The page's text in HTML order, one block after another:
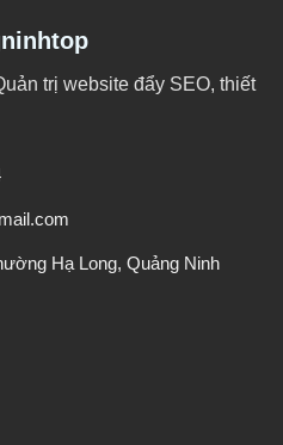
trị website đẩy SEO, thiết
Hạ Long, Quảng Ninh